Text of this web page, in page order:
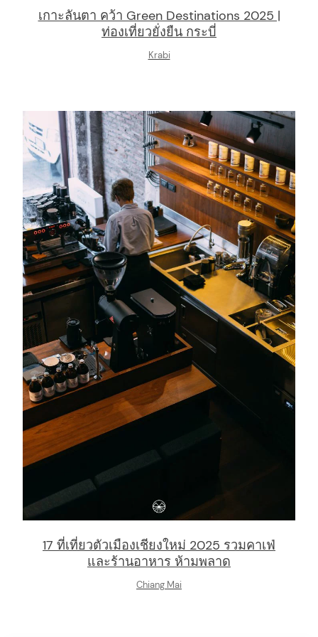
เกาะลันตา คว้า Green Destinations 2025 |
ท่องเที่ยวยั่งยืน กระบี่
Krabi
17 ที่เที่ยวตัวเมืองเชียงใหม่ 2025 รวมคาเฟ่
และร้านอาหาร ห้ามพลาด
Chiang Mai